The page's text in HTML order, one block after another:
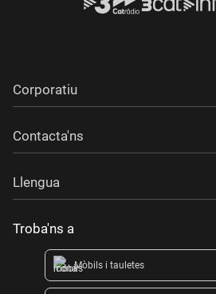
Corporatiu
Contacta'ns
Llengua
Troba'ns a
Mòbils i tauletes